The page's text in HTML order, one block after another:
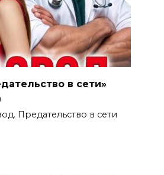
в сети»
Предательство в сети